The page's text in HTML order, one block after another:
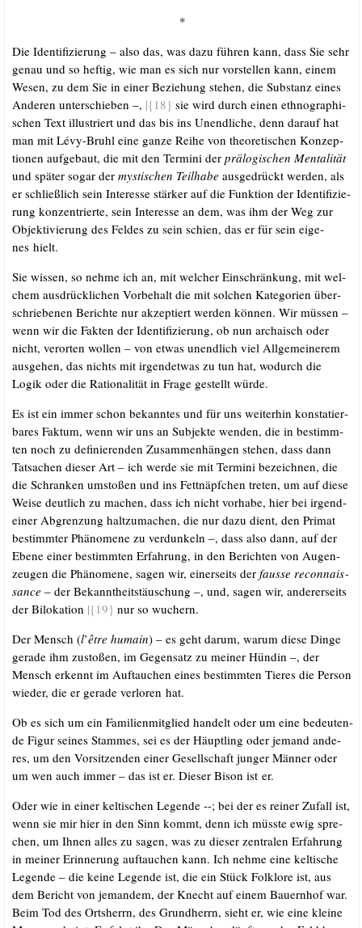
*
Die Iden­ti­fi­zie­rung – also das, was dazu füh­ren kann, dass Sie sehr
genau und so hef­tig, wie man es sich nur vor­stel­len kann, einem
Wesen, zu dem Sie in einer Bezie­hung ste­hen, die Sub­stanz eines
Ande­ren unter­schie­ben –, |{18} sie wird durch einen eth­no­gra­phi­
schen Text illus­triert und das bis ins Unend­li­che, denn dar­auf hat
man mit Lévy-Bruhl eine gan­ze Rei­he von theo­re­ti­schen Kon­zep­
tio­nen auf­ge­baut, die mit den Ter­mi­ni der prä­lo­gi­schen Men­ta­li­tät
und spä­ter sogar der mys­ti­schen Teil­ha­be aus­ge­drückt wer­den, als
er schließ­lich sein Inter­es­se stär­ker auf die Funk­ti­on der Iden­ti­fi­zie­
rung kon­zen­trier­te, sein Inter­es­se an dem, was ihm der Weg zur
Objek­ti­vie­rung des Fel­des zu sein schien, das er für sein eige­
nes hielt.
Sie wis­sen, so neh­me ich an, mit wel­cher Ein­schrän­kung, mit wel­
chem aus­drück­li­chen Vor­be­halt die mit sol­chen Kate­go­rien über­
schrie­be­nen Berich­te nur akzep­tiert wer­den kön­nen. Wir müs­sen –
wenn wir die Fak­ten der Iden­ti­fi­zie­rung, ob nun archa­isch oder
nicht, ver­or­ten wol­len – von etwas unend­lich viel All­ge­mei­ne­rem
aus­ge­hen, das nichts mit irgend­et­was zu tun hat, wodurch die
Logik oder die Ratio­na­li­tät in Fra­ge gestellt würde.
Es ist ein immer schon bekann­tes und für uns wei­ter­hin kon­sta­tier­
ba­res Fak­tum, wenn wir uns an Sub­jek­te wen­den, die in bestimm­
ten noch zu defi­nie­ren­den Zusam­men­hän­gen ste­hen, dass dann
Tat­sa­chen die­ser Art – ich wer­de sie mit Ter­mi­ni bezeich­nen, die
die Schran­ken umsto­ßen und ins Fett­näpf­chen tre­ten, um auf die­se
Wei­se deut­lich zu machen, dass ich nicht vor­ha­be, hier bei irgend­
ei­ner Abgren­zung halt­zu­ma­chen, die nur dazu dient, den Pri­mat
bestimm­ter Phä­no­me­ne zu ver­dun­keln –, dass also dann, auf der
Ebe­ne einer bestimm­ten Erfah­rung, in den Berich­ten von Augen­
zeu­gen die Phä­no­me­ne, sagen wir, einer­seits der fausse recon­nais­
sance – der Bekannt­heits­täu­schung –, und, sagen wir, ande­rer­seits
der Bilo­ka­ti­on |{19} nur so wuchern.
Der Mensch (l’être humain) – es geht dar­um, war­um die­se Din­ge
gera­de ihm zusto­ßen, im Gegen­satz zu mei­ner Hün­din –, der
Mensch erkennt im Auf­tau­chen eines bestimm­ten Tie­res die Per­son
wie­der, die er gera­de ver­lo­ren hat.
Ob es sich um ein Fami­li­en­mit­glied han­delt oder um eine bedeu­ten­
de Figur sei­nes Stam­mes, sei es der Häupt­ling oder jemand ande­
res, um den Vor­sit­zen­den einer Gesell­schaft jun­ger Män­ner oder
um wen auch immer – das ist er. Die­ser Bison ist er.
Oder wie in einer kel­ti­schen Legen­de --; bei der es rei­ner Zufall ist,
wenn sie mir hier in den Sinn kommt, denn ich müss­te ewig spre­
chen, um Ihnen alles zu sagen, was zu die­ser zen­tra­len Erfah­rung
in mei­ner Erin­ne­rung auf­tau­chen kann. Ich neh­me eine kel­ti­sche
Legen­de – die kei­ne Legen­de ist, die ein Stück Folk­lo­re ist, aus
dem Bericht von jeman­dem, der Knecht auf einem Bau­ern­hof war.
Beim Tod des Orts­herrn, des Grund­herrn, sieht er, wie eine klei­ne